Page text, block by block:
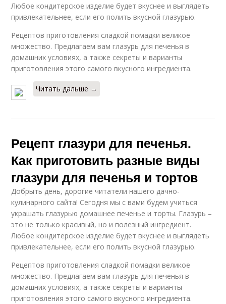
Любое кондитерское изделие будет вкуснее и выглядеть
привлекательнее, если его полить вкусной глазурью.
Рецептов приготовления сладкой помадки великое
множество. Предлагаем вам глазурь для печенья в
домашних условиях, а также секреты и варианты
приготовления этого самого вкусного ингредиента.
Читать дальше →
Рецепт глазури для печенья.
Как приготовить разные виды
глазури для печенья и тортов
Добрыть день, дорогие читатели нашего дачно-
кулинарного сайта! Сегодня мы с вами будем учиться
украшать глазурью домашнее печенье и торты. Глазурь –
это не только красивый, но и полезный ингредиент.
Любое кондитерское изделие будет вкуснее и выглядеть
привлекательнее, если его полить вкусной глазурью.
Рецептов приготовления сладкой помадки великое
множество. Предлагаем вам глазурь для печенья в
домашних условиях, а также секреты и варианты
приготовления этого самого вкусного ингредиента.